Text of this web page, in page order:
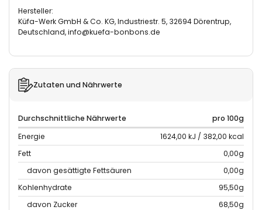
Hersteller:
Küfa-Werk GmbH & Co. KG, Industriestr. 5, 32694 Dörentrup,
Deutschland, info@kuefa-bonbons.de
Zutaten und Nährwerte
Durchschnittliche Nährwerte
pro 100g
Energie
1624,00 kJ / 382,00 kcal
Fett
0,00g
davon gesättigte Fettsäuren
0,00g
Kohlenhydrate
95,50g
davon Zucker
68,50g